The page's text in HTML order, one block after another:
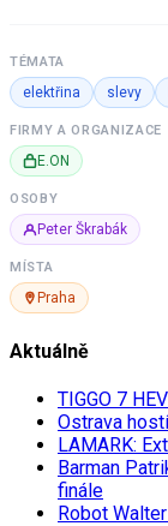
TÉMATA
elektřina slevy
FIRMY A ORGANIZACE
E.ON
OSOBY
Peter Škrabák
MÍSTA
Praha
Aktuálně
TIGGO 7
Ostrava
LAMARK:
Barman
finále
Robot